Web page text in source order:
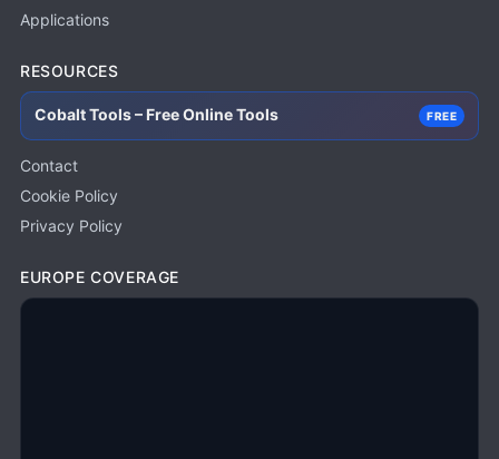
Applications
RESOURCES
Cobalt Tools – Free Online Tools FREE
Contact
Cookie Policy
Privacy Policy
EUROPE COVERAGE